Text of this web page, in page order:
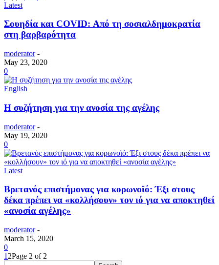
Latest
Σουηδία και COVID: Από τη σοσιαλδημοκρατία
στη βαρβαρότητα
moderator -
May 23, 2020
0
English
Η συζήτηση για την ανοσία της αγέλης
moderator -
May 19, 2020
0
Latest
Βρετανός επιστήμονας για κορωνοϊό: Έξι στους
δέκα πρέπει να «κολλήσουν» τον ιό για να αποκτηθεί
«ανοσία αγέλης»
moderator -
March 15, 2020
0
1 2Page 2 of 2